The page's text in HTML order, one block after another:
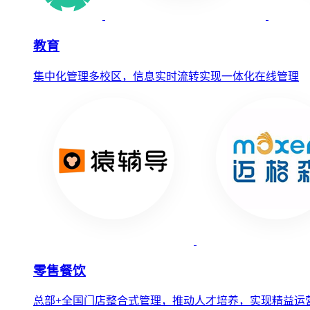
教育
集中化管理多校区，信息实时流转实现一体化在线管理
零售餐饮
总部+全国门店整合式管理，推动人才培养，实现精益运